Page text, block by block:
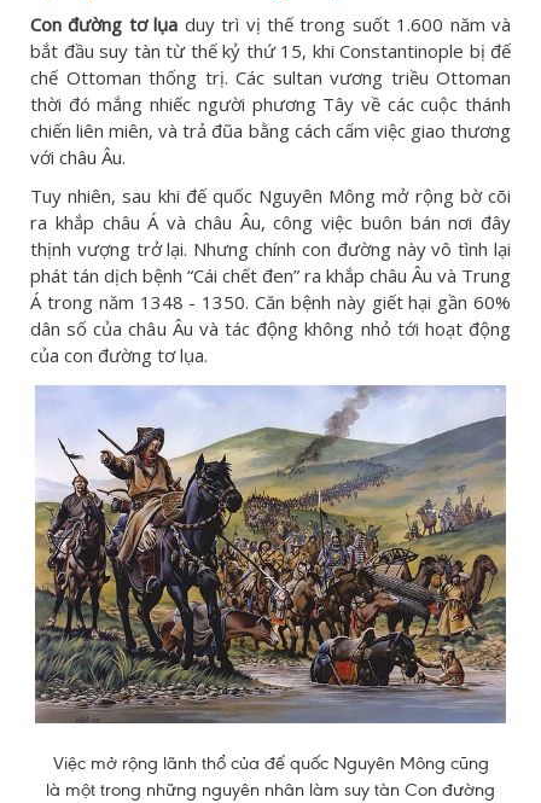
Con đường tơ lụa duy trì vị thế trong suốt 1.600 năm và
bắt đầu suy tàn từ thế kỷ thứ 15, khi Constantinople bị đế
chế Ottoman thống trị. Các sultan vương triều Ottoman
thời đó mắng nhiếc người phương Tây về các cuộc thánh
chiến liên miên, và trả đũa bằng cách cấm việc giao thương
với châu Âu.
Tuy nhiên, sau khi đế quốc Nguyên Mông mở rộng bờ cõi
ra khắp châu Á và châu Âu, công việc buôn bán nơi đây
thịnh vượng trở lại. Nhưng chính con đường này vô tình lại
phát tán dịch bệnh “Cái chết đen” ra khắp châu Âu và Trung
Á trong năm 1348 - 1350. Căn bệnh này giết hại gần 60%
dân số của châu Âu và tác động không nhỏ tới hoạt động
của con đường tơ lụa.
Việc mở rộng lãnh thổ của đế quốc Nguyên Mông cũng
là một trong những nguyên nhân làm suy tàn Con đường